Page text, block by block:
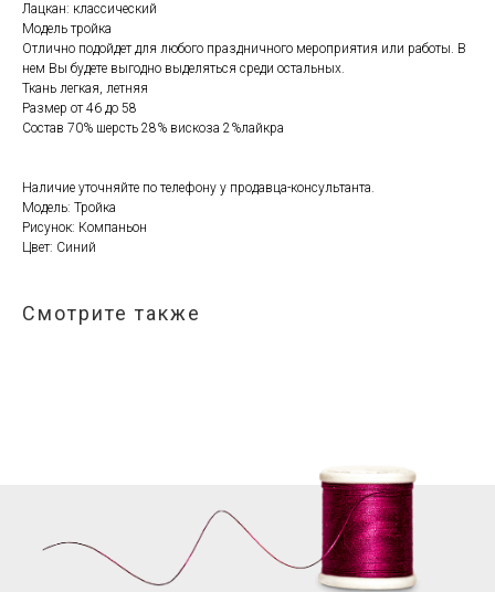
Лацкан: классический
Модель тройка
Отлично подойдет для любого праздничного мероприятия или работы. В
нем Вы будете выгодно выделяться среди остальных.
Ткань легкая, летняя
Размер от 46 до 58
Состав 70% шерсть 28% вискоза 2%лайкра
Наличие уточняйте по телефону у продавца-консультанта.
Модель: Тройка
Рисунок: Компаньон
Цвет: Синий
Смотрите также